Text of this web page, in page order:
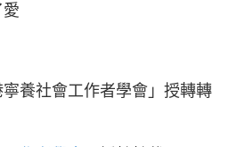
養社會工作者學會」授轉轉